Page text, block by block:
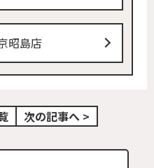
昭島店
次の記事へ >